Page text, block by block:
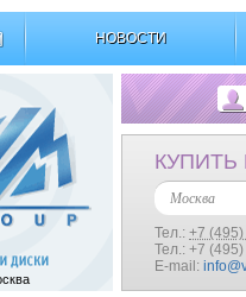
НОВОСТИ
Москва
Тел.: +7
Тел.: +7
E-mail: